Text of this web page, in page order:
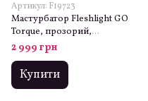
Артикул: F19723
Мастурбатор Fleshlight GO
Torque, прозорий,
компактний розмір
2 999 грн
Купити